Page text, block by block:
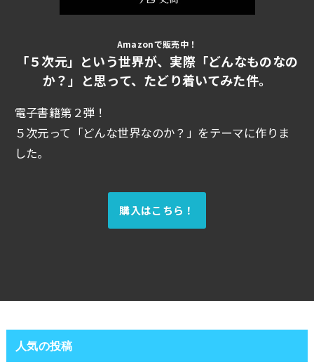
Amazonで販売中！
「５次元」という世界が、実際「どんなものなの
か？」と思って、たどり着いてみた件。
電子書籍第２弾！
５次元って「どんな世界なのか？」をテーマに作りま
した。
購入はこちら！
人気の投稿